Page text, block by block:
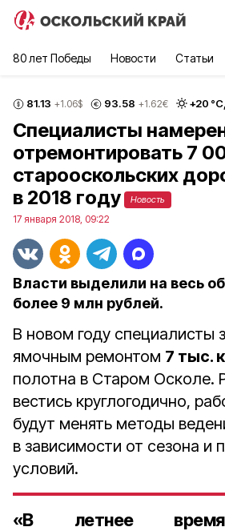
80 лет Победы Новости Статьи
81.13 +1.06$ 93.58 +1.62€ +20 °С,
Специалисты
отремонтировать 7
старооскольских
в 2018 году
Новость
17 января 2018, 09:22
Власти выделили на весь
более 9 млн рублей.
В новом году специалисты
ямочным ремонтом 7 тыс.
полотна в Старом Осколе.
вестись круглогодично,
будут менять методы
в зависимости от сезона и
условий.
«В летнее